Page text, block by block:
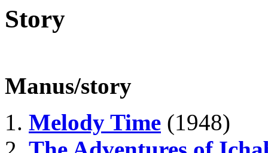
Story
Manus/story
Melody Time (1948)